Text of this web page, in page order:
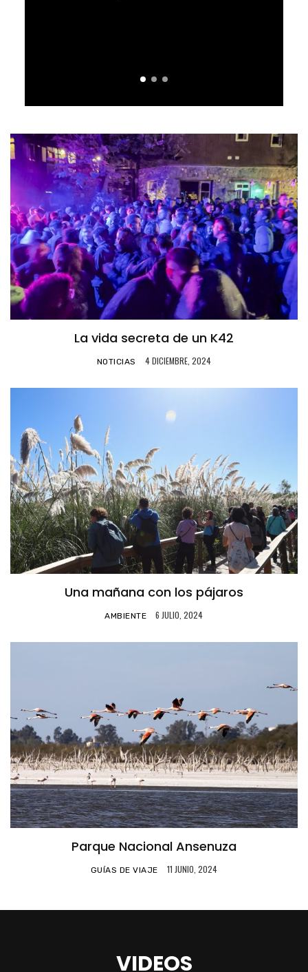
NOTICIAS 4 DICIEMBRE, 2024
La vida secreta de un K42
AMBIENTE 6 JULIO, 2024
Una mañana con los pájaros
GUÍAS DE VIAJE 11 JUNIO, 2024
Parque Nacional Ansenuza
VIDEOS